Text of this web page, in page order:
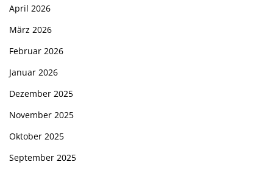
April 2026
März 2026
Februar 2026
Januar 2026
Dezember 2025
November 2025
Oktober 2025
September 2025